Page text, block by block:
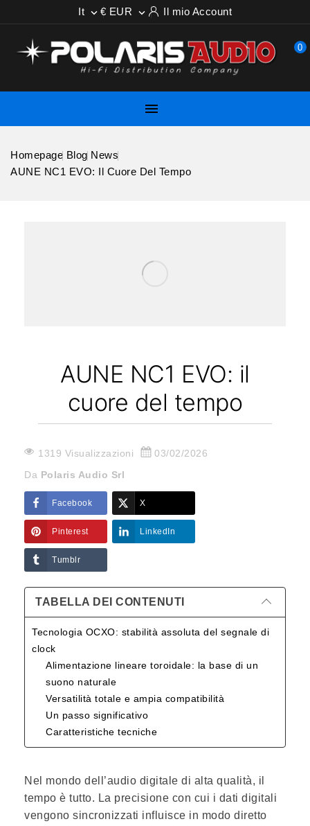
It  € EUR  Il mio Account
0

Homepage Blog News
AUNE NC1 EVO: Il Cuore Del Tempo
AUNE NC1 EVO: il
cuore del tempo
1319 Visualizzazioni
03/02/2026
Da Polaris Audio Srl
Facebook X
Pinterest LinkedIn
Tumblr
TABELLA DEI CONTENUTI
Tecnologia OCXO: stabilità assoluta del segnale di
clock
Alimentazione lineare toroidale: la base di un
suono naturale
Versatilità totale e ampia compatibilità
Un passo significativo
Caratteristiche tecniche
Nel mondo dell’audio digitale di alta qualità, il
tempo è tutto. La precisione con cui i dati digitali
vengono sincronizzati influisce in modo diretto